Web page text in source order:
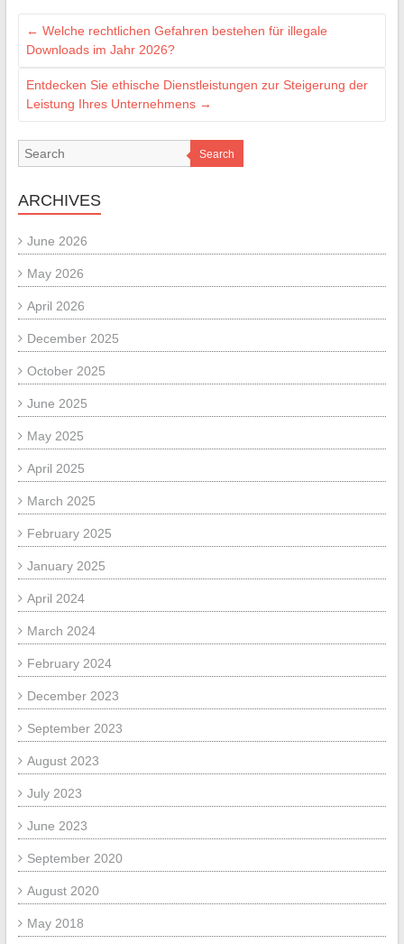
← Welche rechtlichen Gefahren bestehen für illegale
Downloads im Jahr 2026?
Entdecken Sie ethische Dienstleistungen zur Steigerung der
Leistung Ihres Unternehmens →
Search
ARCHIVES
June 2026
May 2026
April 2026
December 2025
October 2025
June 2025
May 2025
April 2025
March 2025
February 2025
January 2025
April 2024
March 2024
February 2024
December 2023
September 2023
August 2023
July 2023
June 2023
September 2020
August 2020
May 2018